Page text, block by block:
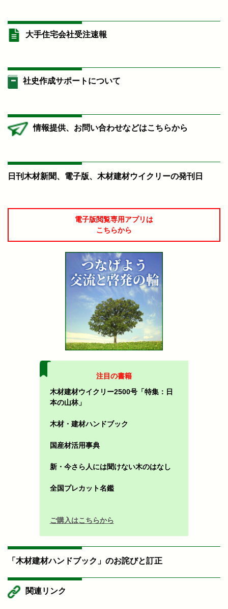
大手住宅会社受注速報
社史作成サポートについて
情報提供、お問い合わせなどはこちらから
日刊木材新聞、電子版、木材建材ウイクリーの発刊日
電子版閲覧専用アプリは
こちらから
注目の書籍
木材建材ウイクリー2500号「特集：日
本の山林」
木材・建材ハンドブック
国産材活用事典
新・今さら人には聞けない木のはなし
全国プレカット名鑑
ご購入はこちらから
「木材建材ハンドブック」のお詫びと訂正
関連リンク